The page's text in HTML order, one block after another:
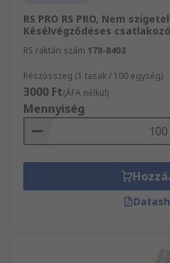
RS PRO RS PRO, Nem
Késélvégződéses
RS raktári szám 178-8403
Részösszeg (1 tasak / 100 egység)
3000 Ft(ÁFA nélkül)
Mennyiség